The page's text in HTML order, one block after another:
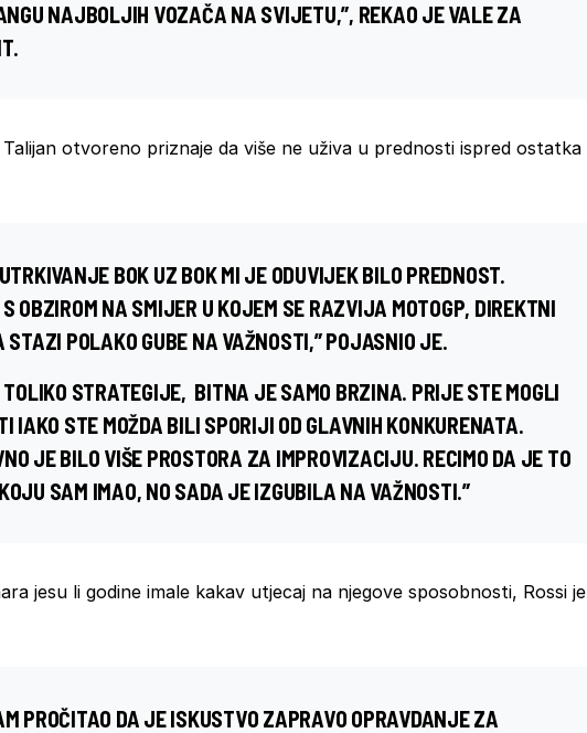
NAJBOLJIH VOZAČA NA SVIJETU,”, REKAO JE VALE ZA
otvoreno priznaje da više ne uživa u prednosti ispred ostatka
BOK UZ BOK MI JE ODUVIJEK BILO PREDNOST.
OBZIROM NA SMIJER U KOJEM SE RAZVIJA MOTOGP, DIREKTNI
STAZI POLAKO GUBE NA VAŽNOSTI,” POJASNIO JE.
TOLIKO STRATEGIJE, BITNA JE SAMO BRZINA. PRIJE STE MOGLI
IAKO STE MOŽDA BILI SPORIJI OD GLAVNIH KONKURENATA.
JE BILO VIŠE PROSTORA ZA IMPROVIZACIJU. RECIMO DA JE TO
SAM IMAO, NO SADA JE IZGUBILA NA VAŽNOSTI.”
jesu li godine imale kakav utjecaj na njegove sposobnosti, Rossi je
PROČITAO DA JE ISKUSTVO ZAPRAVO OPRAVDANJE ZA